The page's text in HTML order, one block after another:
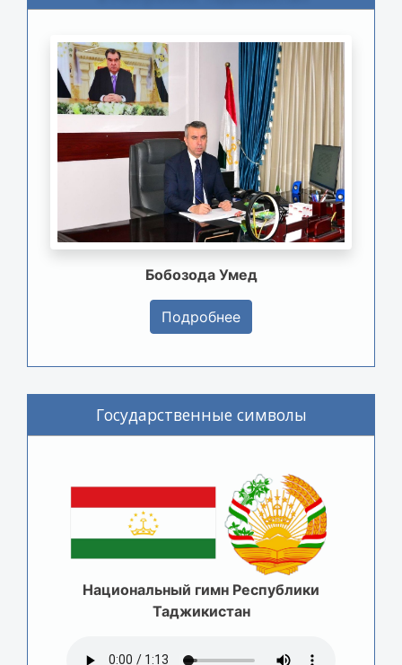
Бобозода Умед
Подробнее
Государственные символы
Национальный гимн Республики
Таджикистан